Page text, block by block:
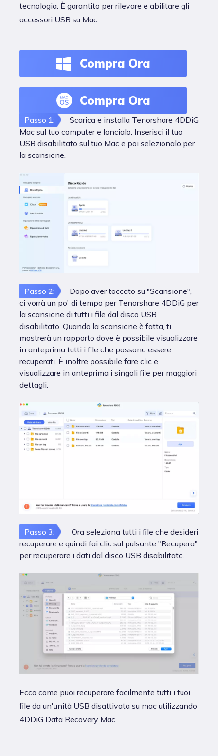
tecnologia. È garantito per rilevare e abilitare gli
accessori USB su Mac.
Compra Ora
Compra Ora
Passo 1:
Scarica e installa Tenorshare 4DDiG
Mac sul tuo computer e lancialo. Inserisci il tuo
USB disabilitato sul tuo Mac e poi selezionalo per
la scansione.
Passo 2:
Dopo aver toccato su "Scansione",
ci vorrà un po' di tempo per Tenorshare 4DDiG per
la scansione di tutti i file dal disco USB
disabilitato. Quando la scansione è fatta, ti
mostrerà un rapporto dove è possibile visualizzare
in anteprima tutti i file che possono essere
recuperati. È inoltre possibile fare clic e
visualizzare in anteprima i singoli file per maggiori
dettagli.
Passo 3:
Ora seleziona tutti i file che desideri
recuperare e quindi fai clic sul pulsante "Recupera"
per recuperare i dati dal disco USB disabilitato.
Ecco come puoi recuperare facilmente tutti i tuoi
file da un'unità USB disattivata su mac utilizzando
4DDiG Data Recovery Mac.